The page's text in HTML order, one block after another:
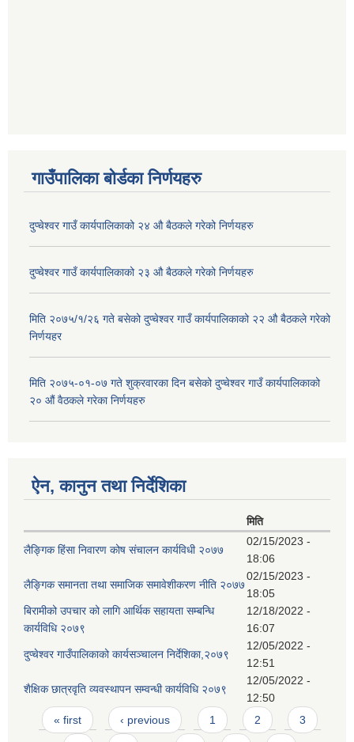
गाउँपालिका बोर्डका निर्णयहरु
दुप्चेश्वर गाउँ कार्यपालिकाको २४ औ बैठकले गरेको निर्णयहरु
दुप्चेश्वर गाउँ कार्यपालिकाको २३ औ बैठकले गरेको निर्णयहरु
मिति २०७५/१/२६ गते बसेको दुप्चेश्वर गाउँ कार्यपालिकाको २२ औ बैठकले गरेको
निर्णयहर
मिति २०७५-०१-०७ गते शुक्रवारका दिन बसेको दुप्चेश्वर गाउँ कार्यपालिकाको
२० औं वैठकले गरेका निर्णयहरु
ऐन, कानुन तथा निर्देशिका
मिति
लैङ्गिक हिंसा निवारण कोष संचालन कार्यविधी २०७७
02/15/2023 -
18:06
लैङ्गिक समानता तथा समाजिक समावेशीकरण नीति २०७७
02/15/2023 -
18:05
बिरामीको उपचार को लागि आर्थिक सहायता सम्बन्धि
कार्यविधि २०७९
12/18/2022 -
16:07
दुप्चेश्वर गाउँपालिकाको कार्यसञ्चालन निर्देशिका,२०७९
12/05/2022 -
12:51
शैक्षिक छात्रवृति व्यवस्थापन सम्वन्धी कार्यविधि २०७९
12/05/2022 -
12:50
Pages
« first ‹ previous 1 2 3